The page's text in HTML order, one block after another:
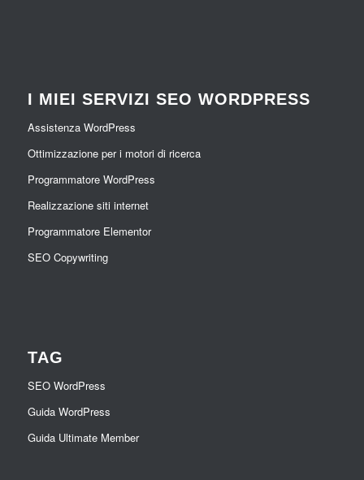
I MIEI SERVIZI SEO WORDPRESS
Assistenza WordPress
Ottimizzazione per i motori di ricerca
Programmatore WordPress
Realizzazione siti internet
Programmatore Elementor
SEO Copywriting
TAG
SEO WordPress
Guida WordPress
Guida Ultimate Member